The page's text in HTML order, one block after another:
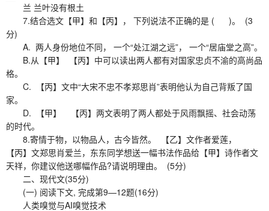
兰 兰叶没有根土
7.结合选文【甲】和【丙】， 下列说法不正确的是 ( )。 (3
分)
A. 两人身份地位不同， 一个“处江湖之远”， 一个“居庙堂之高”。
B.从【甲】 【丙】中可以读出两人都有对国家忠贞不渝的高尚品
格。
C. 【丙】文中“大宋不忠不孝郑思肖”表明他认为自己背叛了国
家。
D. 【甲】 【丙】两文表明了两人都处于风雨飘摇、社会动荡
的时代。
8.寄情于物，以物品人，古今皆然。 【乙】文作者爱莲，
【丙】文郑思肖爱兰，东东同学想送一幅书法作品给【甲】诗作者文
天祥，你建议他送哪幅作品?请说明理由。 (5分)
二、现代文(35分)
(一) 阅读下文, 完成第9—12题(16分)
人类嗅觉与AI嗅觉技术